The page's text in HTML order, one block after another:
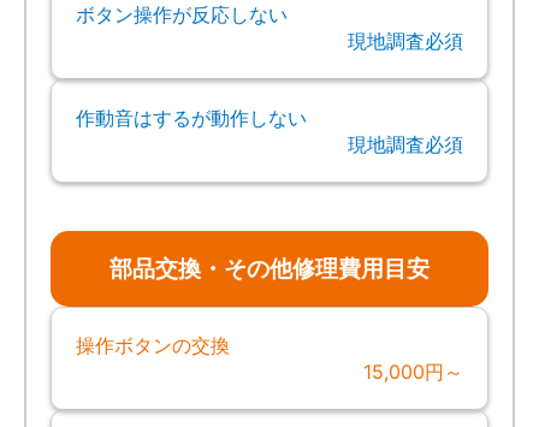
ボタン操作が反応しない
現地調査必須
作動音はするが動作しない
現地調査必須
部品交換・その他修理費用目安
操作ボタンの交換
15,000円～